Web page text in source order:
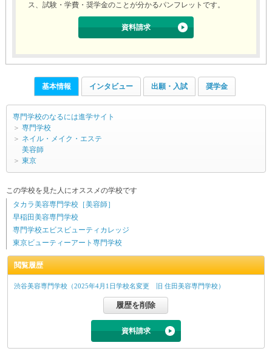
ス、試験・学費・奨学金のことが分かるパンフレットです。
資料請求
基本情報 インタビュー 出願・入試 奨学金
専門学校のなるには進学サイト
＞ 専門学校
＞ ネイル・メイク・エステ
美容師
＞ 東京
この学校を見た人にオススメの学校です
タカラ美容専門学校［美容師］
早稲田美容専門学校
専門学校エビスビューティカレッジ
東京ビューティーアート専門学校
閲覧履歴
渋谷美容専門学校（2025年4月1日学校名変更 旧 住田美容専門学校）
資料請求